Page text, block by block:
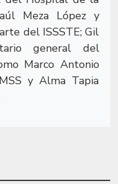
Meza López y
del ISSSTE; Gil
general del
Marco Antonio
y Alma Tapia